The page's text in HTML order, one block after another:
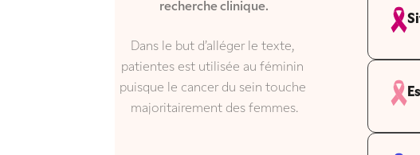
recherche clinique.
Dans le but d’alléger le texte,
patientes est utilisée au féminin
puisque le cancer du sein touche
majoritairement des femmes.